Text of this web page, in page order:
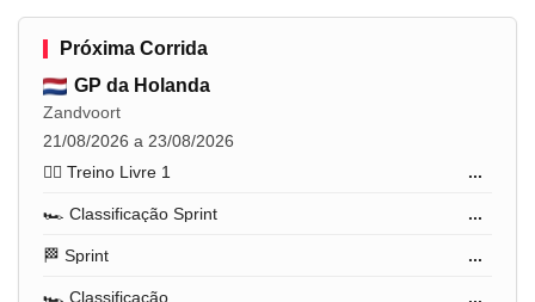
Próxima Corrida
GP da Holanda
Zandvoort
21/08/2026 a 23/08/2026
🏋️‍♂️ Treino Livre 1
...
🏎️ Classificação Sprint ...
🏁 Sprint ...
🏎️ Classificação ...